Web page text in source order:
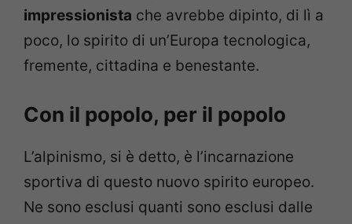
impressionista che avrebbe dipinto, di lì a
poco, lo spirito di un’Europa tecnologica,
fremente, cittadina e benestante.
Con il popolo, per il popolo
L’alpinismo, si è detto, è l’incarnazione
sportiva di questo nuovo spirito europeo.
Ne sono esclusi quanti sono esclusi dalle